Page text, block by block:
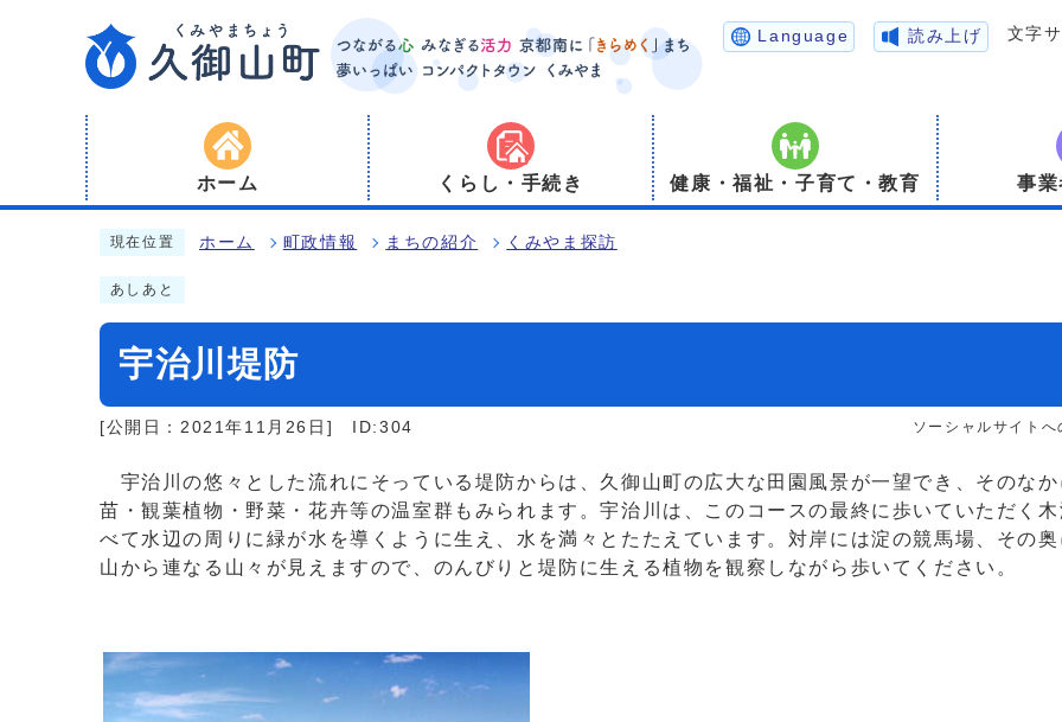
Language 読み上げ 文字
ホーム くらし・手続き 健康・福祉・子育て・教育 事
現在位置 ホーム 町政情報 まちの紹介 くみやま探訪
あしあと
宇治川堤防
[公開日：2021年11月26日] ID:304 ソーシャルサイト
宇治川の悠々とした流れにそっている堤防からは、久御山町の広大な田園風景が一望でき、そのな
苗・観葉植物・野菜・花卉等の温室群もみられます。宇治川は、このコースの最終に歩いていただく
べて水辺の周りに緑が水を導くように生え、水を満々とたたえています。対岸には淀の競馬場、その
山から連なる山々が見えますので、のんびりと堤防に生える植物を観察しながら歩いてください。